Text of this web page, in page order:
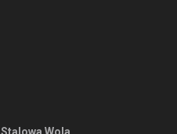
Stalowa Wola